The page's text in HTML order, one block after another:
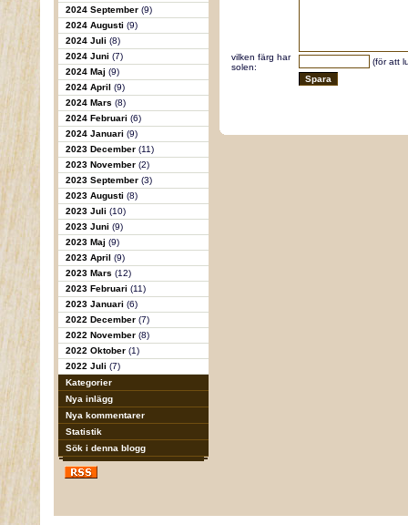
2024 September (9)
2024 Augusti (9)
2024 Juli (8)
2024 Juni (7)
2024 Maj (9)
2024 April (9)
2024 Mars (8)
2024 Februari (6)
2024 Januari (9)
2023 December (11)
2023 November (2)
2023 September (3)
2023 Augusti (8)
2023 Juli (10)
2023 Juni (9)
2023 Maj (9)
2023 April (9)
2023 Mars (12)
2023 Februari (11)
2023 Januari (6)
2022 December (7)
2022 November (8)
2022 Oktober (1)
2022 Juli (7)
Kategorier
Nya inlägg
Nya kommentarer
Statistik
Sök i denna blogg
vilken färg har
solen:
(för att